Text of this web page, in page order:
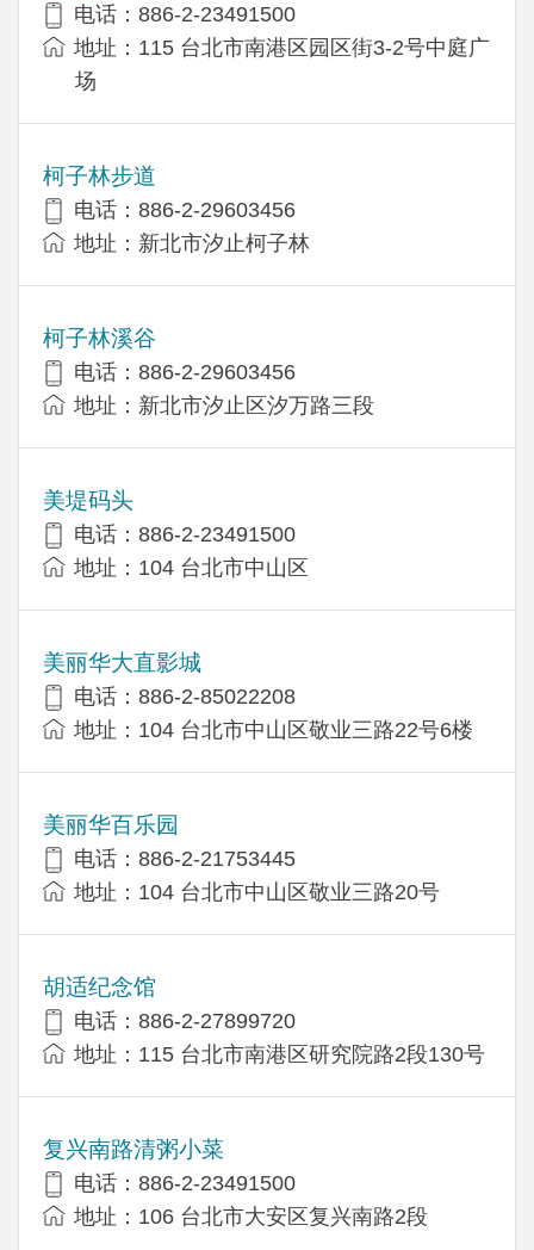
电话：886-2-23491500
地址：115 台北市南港区园区街3-2号中庭广
场
柯子林步道
电话：886-2-29603456
地址：新北市汐止柯子林
柯子林溪谷
电话：886-2-29603456
地址：新北市汐止区汐万路三段
美堤码头
电话：886-2-23491500
地址：104 台北市中山区
美丽华大直影城
电话：886-2-85022208
地址：104 台北市中山区敬业三路22号6楼
美丽华百乐园
电话：886-2-21753445
地址：104 台北市中山区敬业三路20号
胡适纪念馆
电话：886-2-27899720
地址：115 台北市南港区研究院路2段130号
复兴南路清粥小菜
电话：886-2-23491500
地址：106 台北市大安区复兴南路2段